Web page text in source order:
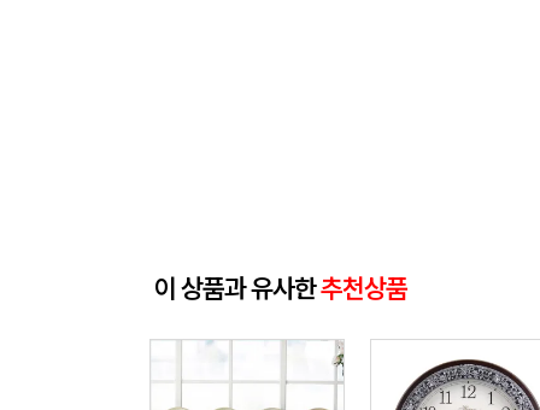
이 상품과 유사한추천상품